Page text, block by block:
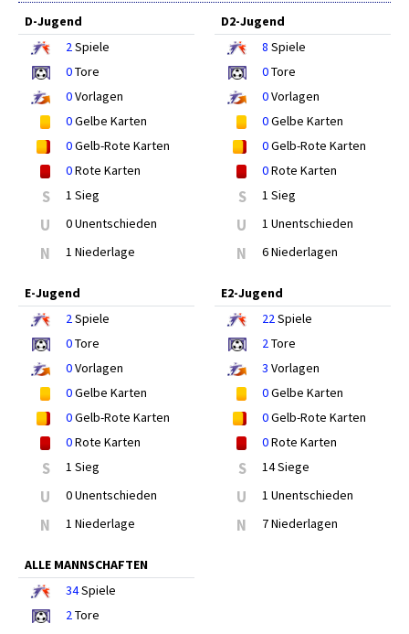
D-Jugend
2Spiele
0Tore
0Vorlagen
0Gelbe Karten
0Gelb-Rote Karten
0Rote Karten
S 1 Sieg
U 0 Unentschieden
N 1 Niederlage
D2-Jugend
8 Spiele
0Tore
0Vorlagen
0Gelbe Karten
0Gelb-Rote Karten
0Rote Karten
S 1 Sieg
U 1 Unentschieden
N 6 Niederlagen
E-Jugend
2Spiele
0Tore
0Vorlagen
0Gelbe Karten
0Gelb-Rote Karten
0Rote Karten
S 1 Sieg
U 0 Unentschieden
N 1 Niederlage
E2-Jugend
22Spiele
2Tore
3 Vorlagen
0Gelbe Karten
0Gelb-Rote Karten
0Rote Karten
S 14 Siege
U 1 Unentschieden
N 7 Niederlagen
ALLE MANNSCHAFTEN
34Spiele
2Tore